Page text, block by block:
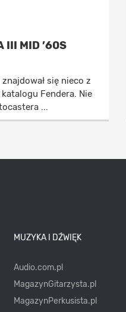
III MID ’60S
się nieco z
Fendera. Nie
...
MUZYKA I DŹWIĘK
Audio.com.pl
MagazynGitarzysta.pl
MagazynPerkusista.pl